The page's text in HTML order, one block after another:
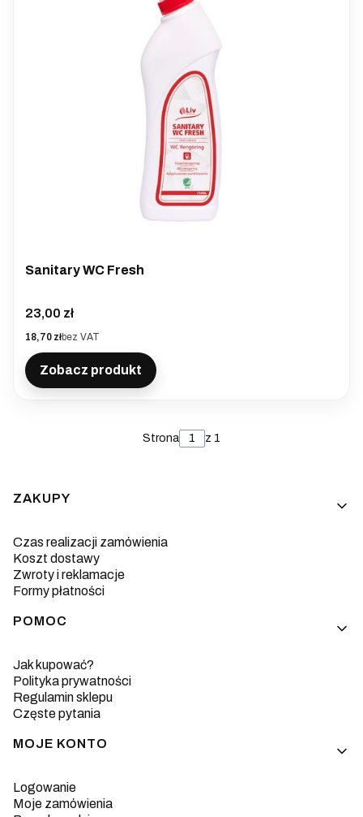
Sanitary WC Fresh
Cena
23,00 zł
Cena
18,70 złbez VAT
Zobacz produkt
Strona z 1
Linki w stopce
ZAKUPY
Czas realizacji zamówienia
Koszt dostawy
Zwroty i reklamacje
Formy płatności
POMOC
Jak kupować?
Polityka prywatności
Regulamin sklepu
Częste pytania
MOJE KONTO
Logowanie
Moje zamówienia